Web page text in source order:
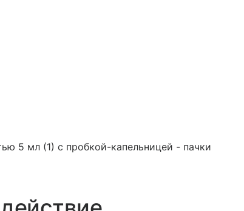
5 мл (1) с пробкой-капельницей - пачки